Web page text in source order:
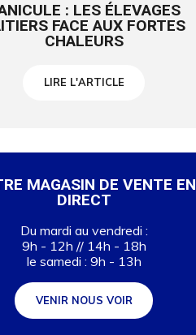
: LES ÉLEVAGES
FACE AUX FORTES
CHALEURS
LIRE L'ARTICLE
MAGASIN DE VENTE EN
DIRECT
Du mardi au vendredi :
9h - 12h // 14h - 18h
le samedi : 9h - 13h
VENIR NOUS VOIR